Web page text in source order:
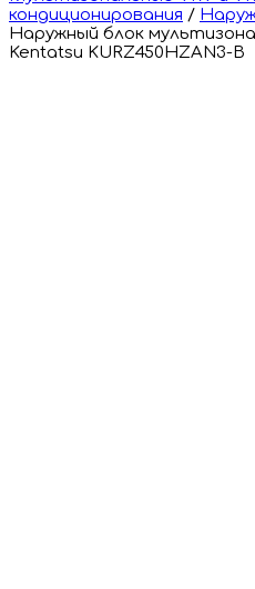
кондиционирования /
Наружный блок
Kentatsu KURZ450HZAN3-B